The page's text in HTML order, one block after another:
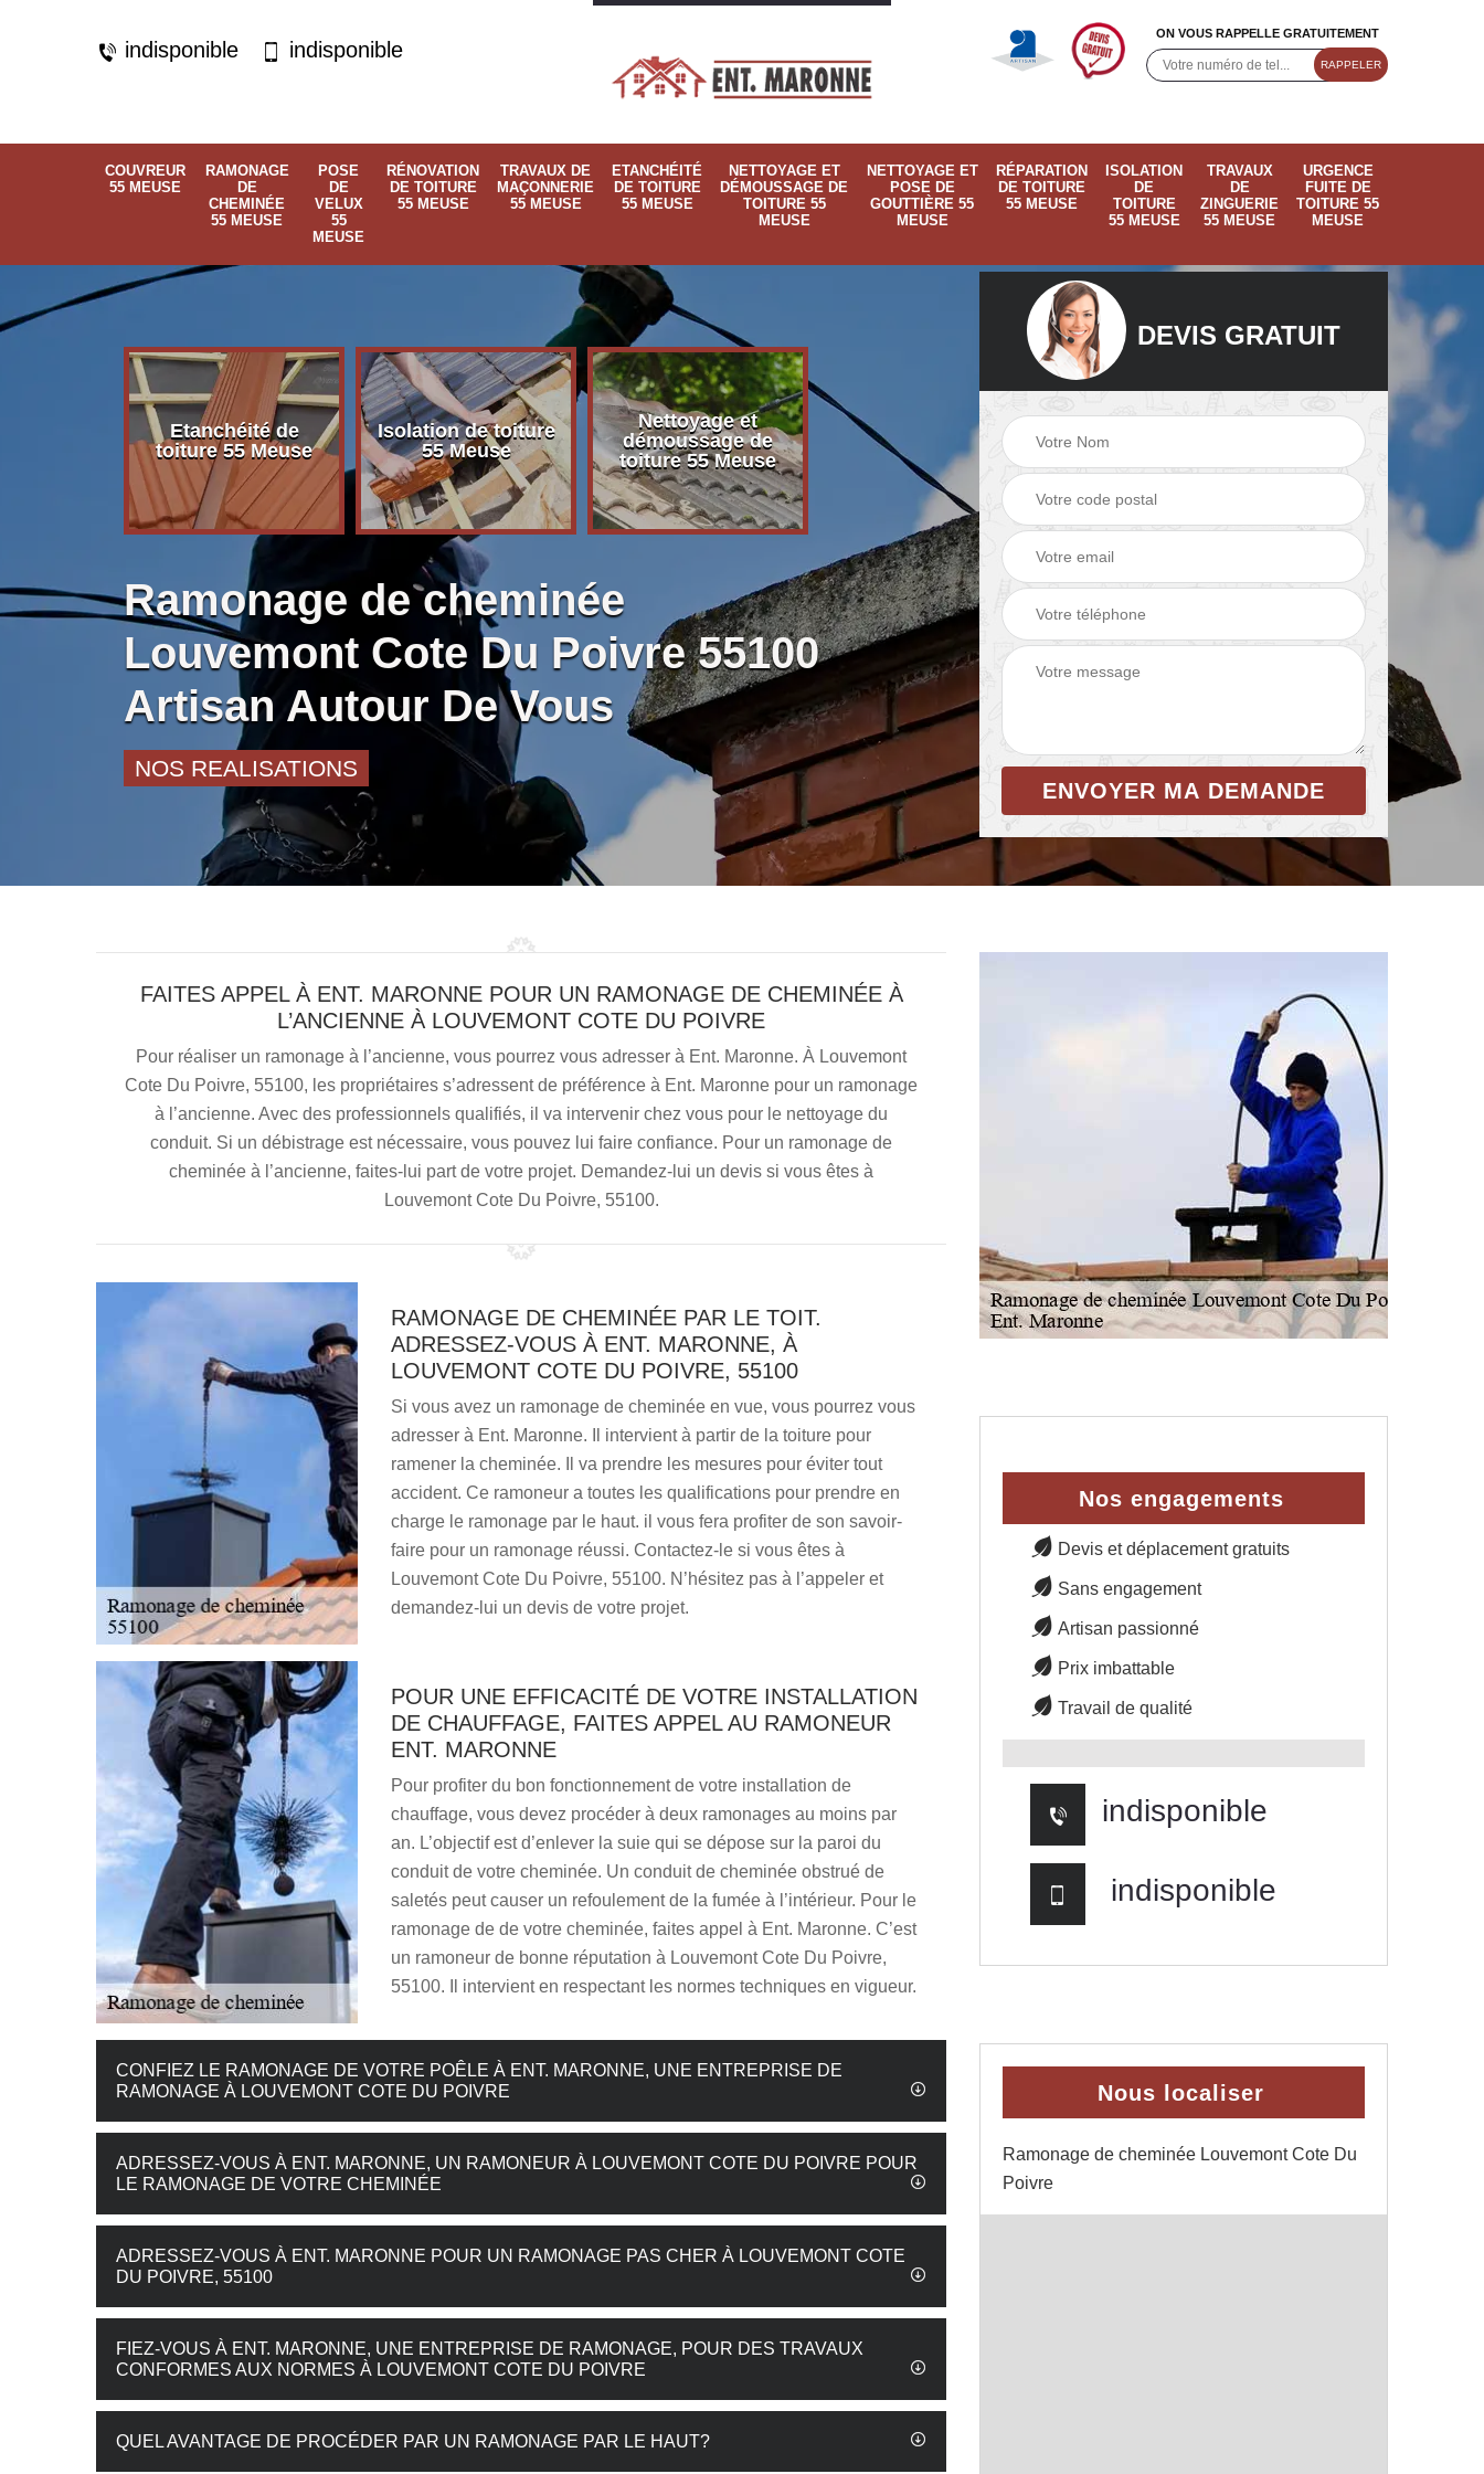
indisponible indisponible
ON VOUS RAPPELLE GRATUITEMENT
COUVREUR
55 MEUSE
RAMONAGE
DE
CHEMINÉE
55 MEUSE
POSE
DE
VELUX
55
MEUSE
RÉNOVATION
DE TOITURE
55 MEUSE
TRAVAUX DE
MAÇONNERIE
55 MEUSE
ETANCHÉITÉ
DE TOITURE
55 MEUSE
NETTOYAGE ET
DÉMOUSSAGE DE
TOITURE 55
MEUSE
NETTOYAGE ET
POSE DE
GOUTTIÈRE 55
MEUSE
RÉPARATION
DE TOITURE
55 MEUSE
ISOLATION
DE
TOITURE
55 MEUSE
TRAVAUX
DE
ZINGUERIE
55 MEUSE
URGENCE
FUITE DE
TOITURE 55
MEUSE
Etanchéité de
toiture 55 Meuse
Isolation de toiture
55 Meuse
Nettoyage et
démoussage de
toiture 55 Meuse
Nettoyage et pose
de gouttière 55
Meuse
Ramonage de
cheminée 55
Ramonage de cheminée
Louvemont Cote Du Poivre 55100
Artisan Autour De Vous
NOS REALISATIONS
DEVIS GRATUIT
FAITES APPEL À ENT. MARONNE POUR UN RAMONAGE DE CHEMINÉE À
L’ANCIENNE À LOUVEMONT COTE DU POIVRE
Pour réaliser un ramonage à l’ancienne, vous pourrez vous adresser à Ent. Maronne. À Louvemont
Cote Du Poivre, 55100, les propriétaires s’adressent de préférence à Ent. Maronne pour un ramonage
à l’ancienne. Avec des professionnels qualifiés, il va intervenir chez vous pour le nettoyage du
conduit. Si un débistrage est nécessaire, vous pouvez lui faire confiance. Pour un ramonage de
cheminée à l’ancienne, faites-lui part de votre projet. Demandez-lui un devis si vous êtes à
Louvemont Cote Du Poivre, 55100.
RAMONAGE DE CHEMINÉE PAR LE TOIT.
ADRESSEZ-VOUS À ENT. MARONNE, À
LOUVEMONT COTE DU POIVRE, 55100
Si vous avez un ramonage de cheminée en vue, vous pourrez vous
adresser à Ent. Maronne. Il intervient à partir de la toiture pour
ramener la cheminée. Il va prendre les mesures pour éviter tout
accident. Ce ramoneur a toutes les qualifications pour prendre en
charge le ramonage par le haut. il vous fera profiter de son savoir-
faire pour un ramonage réussi. Contactez-le si vous êtes à
Louvemont Cote Du Poivre, 55100. N’hésitez pas à l’appeler et
demandez-lui un devis de votre projet.
POUR UNE EFFICACITÉ DE VOTRE INSTALLATION
DE CHAUFFAGE, FAITES APPEL AU RAMONEUR
ENT. MARONNE
Pour profiter du bon fonctionnement de votre installation de
chauffage, vous devez procéder à deux ramonages au moins par
an. L’objectif est d’enlever la suie qui se dépose sur la paroi du
conduit de votre cheminée. Un conduit de cheminée obstrué de
saletés peut causer un refoulement de la fumée à l’intérieur. Pour le
ramonage de de votre cheminée, faites appel à Ent. Maronne. C’est
un ramoneur de bonne réputation à Louvemont Cote Du Poivre,
55100. Il intervient en respectant les normes techniques en vigueur.
CONFIEZ LE RAMONAGE DE VOTRE POÊLE À ENT. MARONNE, UNE ENTREPRISE DE
RAMONAGE À LOUVEMONT COTE DU POIVRE
ADRESSEZ-VOUS À ENT. MARONNE, UN RAMONEUR À LOUVEMONT COTE DU POIVRE POUR
LE RAMONAGE DE VOTRE CHEMINÉE
ADRESSEZ-VOUS À ENT. MARONNE POUR UN RAMONAGE PAS CHER À LOUVEMONT COTE
DU POIVRE, 55100
FIEZ-VOUS À ENT. MARONNE, UNE ENTREPRISE DE RAMONAGE, POUR DES TRAVAUX
CONFORMES AUX NORMES À LOUVEMONT COTE DU POIVRE
QUEL AVANTAGE DE PROCÉDER PAR UN RAMONAGE PAR LE HAUT?
Nos engagements
Devis et déplacement gratuits
Sans engagement
Artisan passionné
Prix imbattable
Travail de qualité
indisponible
indisponible
Nous localiser
Ramonage de cheminée Louvemont Cote Du
Poivre